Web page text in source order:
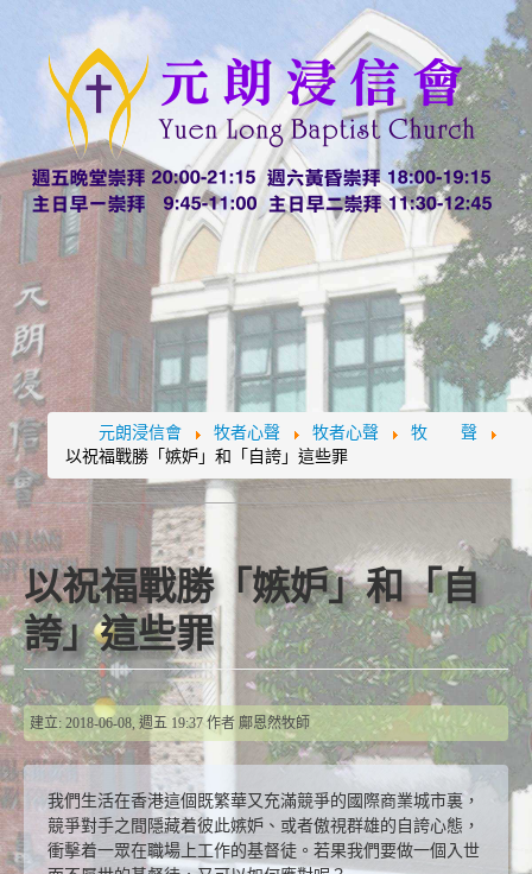
元朗浸信會 牧者心聲 牧者心聲
牧 聲
以祝福戰勝「嫉妒」和「自誇」這些罪
以祝福戰勝「嫉妒」和「自
誇」這些罪
建立: 2018-06-08, 週五 19:37作者 鄺恩然牧師
我們生活在香港這個既繁華又充滿競爭的國際商業城市裏，
競爭對手之間隱藏着彼此嫉妒、或者傲視群雄的自誇心態，
衝擊着一眾在職場上工作的基督徒。若果我們要做一個入世